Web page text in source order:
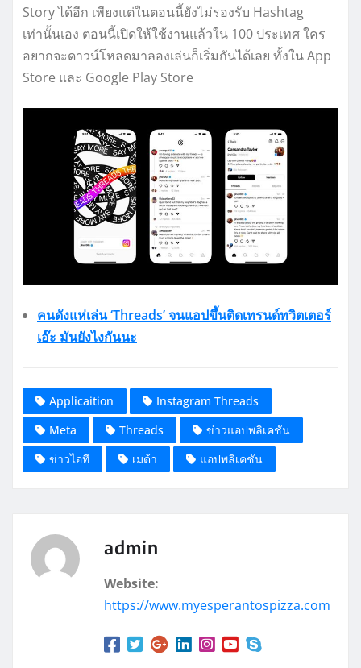
Story ได้อีก เพียงแต่ในตอนนี้ยังไม่รองรับ Hashtag
เท่านั้นเอง ตอนนี้เปิดให้ใช้งานแล้วใน 100 ประเทศ ใคร
อยากจะดาวน์โหลดมาลองเล่นก็เริ่มกันได้เลย ทั้งใน App
Store และ Google Play Store
คนดังแห่เล่น ‘Threads’ จนแอปขึ้นติดเทรนด์ทวิตเตอร์
เอ๊ะ มันยังไงกันนะ
Applicaition
Instagram Threads
Meta
Threads
ข่าวแอปพลิเคชัน
ข่าวไอที
เมต้า แอปพลิเคชัน
admin
Website:
https://www.myesperantospizza.com